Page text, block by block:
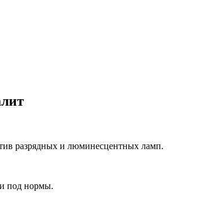
разрядных и люминесцентных ламп.
под нормы.